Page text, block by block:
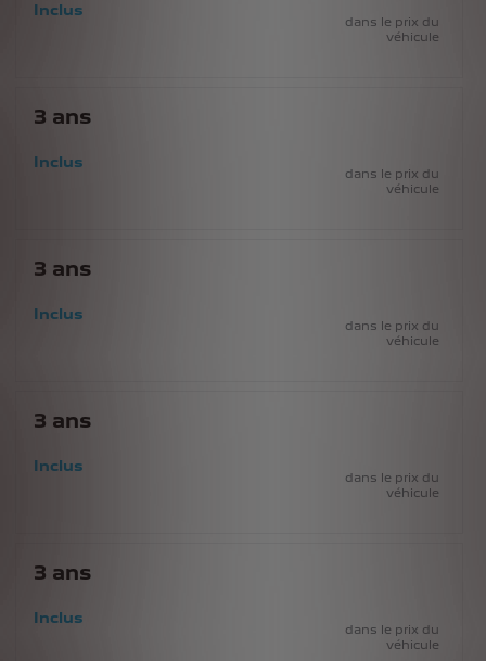
Inclus
dans le prix du
véhicule
3 ans
Inclus
dans le prix du
véhicule
3 ans
Inclus
dans le prix du
véhicule
3 ans
Inclus
dans le prix du
véhicule
3 ans
Inclus
dans le prix du
véhicule